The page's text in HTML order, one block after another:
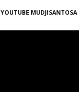
YOUTUBE MUDJISANTOSA